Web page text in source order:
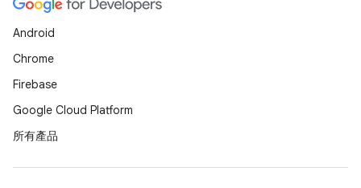
Android
Chrome
Firebase
Google Cloud Platform
所有產品